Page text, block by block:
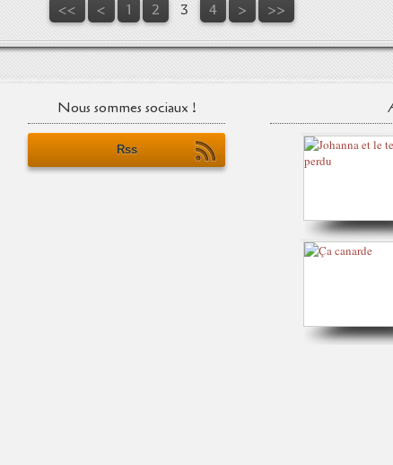
<< < 1 2 3 4 > >>
Nous sommes sociaux !
Rss